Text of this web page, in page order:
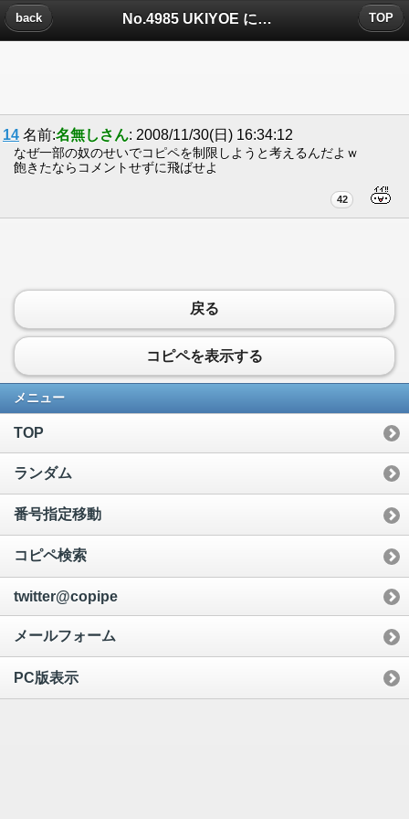
No.4985 UKIYOE についたコメント
back TOP
14 名前:名無しさん: 2008/11/30(日) 16:34:12
なぜ一部の奴のせいでコピペを制限しようと考えるんだよｗ
飽きたならコメントせずに飛ばせよ
42
戻る
コピペを表示する
メニュー
TOP
ランダム
番号指定移動
コピペ検索
twitter@copipe
メールフォーム
PC版表示